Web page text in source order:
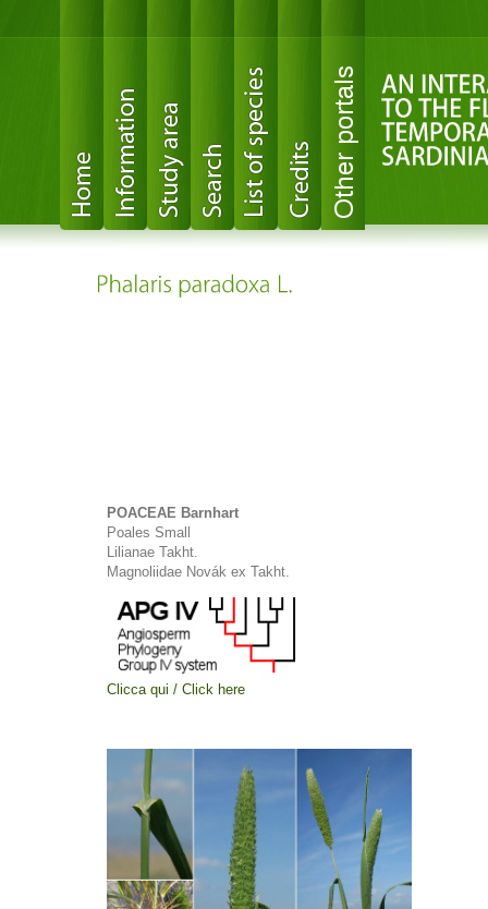
POACEAE Barnhart
Poales Small
Lilianae Takht.
Magnoliidae Novák ex Takht.
Clicca qui / Click here